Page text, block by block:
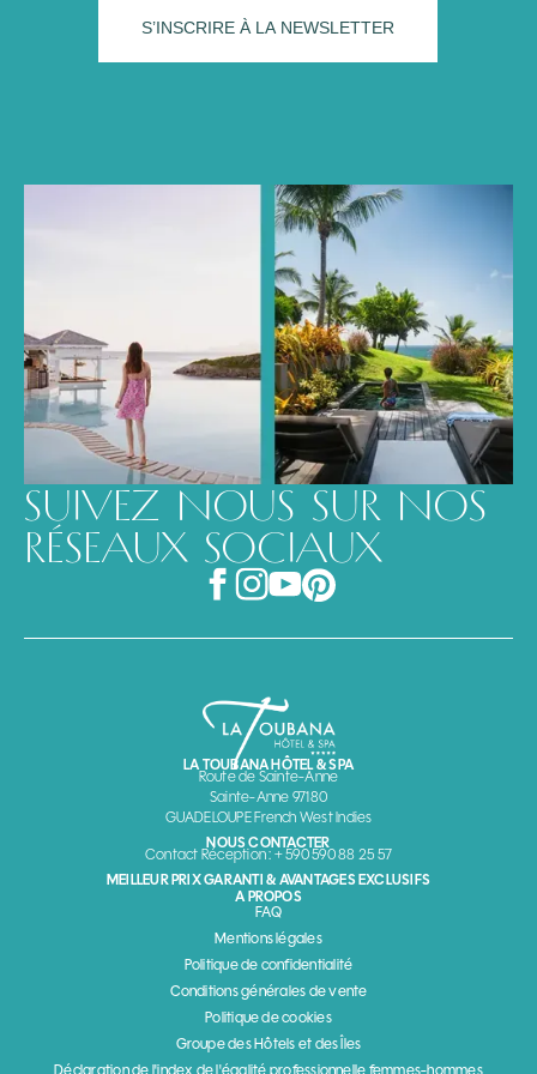
SUIVEZ NOUS SUR NOS
RÉSEAUX SOCIAUX
LA TOUBANA HÔTEL & SPA
Route de Sainte-Anne
Sainte-Anne 97180
GUADELOUPE French West Indies
NOUS CONTACTER
Contact Réception : + 590 590 88 25 57
MEILLEUR PRIX GARANTI & AVANTAGES EXCLUSIFS
A PROPOS
FAQ
Mentions légales
Politique de confidentialité
Conditions générales de vente
Politique de cookies
Groupe des Hôtels et des Îles
Déclaration de l'index de l'égalité professionnelle femmes-hommes